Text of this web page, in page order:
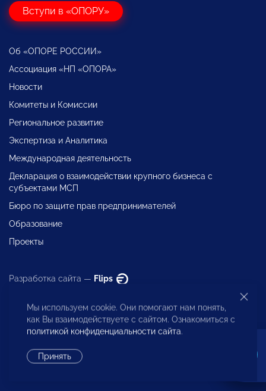
Вступи в «ОПОРУ»
Об «ОПОРЕ РОССИИ»
Ассоциация «НП «ОПОРА»
Новости
Комитеты и Комиссии
Региональное развитие
Экспертиза и Аналитика
Международная деятельность
Декларация о взаимодействии крупного бизнеса с
субъектами МСП
Бюро по защите прав предпринимателей
Образование
Проекты
Разработка сайта — Flips
Исполнительная дирекция
Мы используем cookie. Они помогают нам понять,
как Вы взаимодействуете с сайтом. Ознакомиться с
политикой конфиденциальности сайта.
Принять